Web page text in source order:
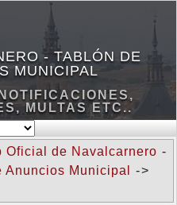
- TABLÓN DE
MUNICIPAL
MULTAS ETC..
Oficial de Navalcarnero -
Municipal
->